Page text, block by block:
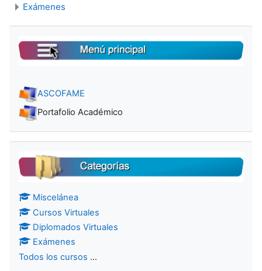
Exámenes
ASCOFAME
Portafolio Académico
Miscelánea
Cursos Virtuales
Diplomados Virtuales
Exámenes
Todos los cursos ...